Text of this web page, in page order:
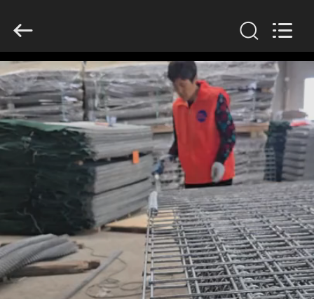
INÍCIO
PRODUTOS
SOBRE
NÓS
VISITA
À
FÁBRICA
Ltd..
Rights
Reserved.